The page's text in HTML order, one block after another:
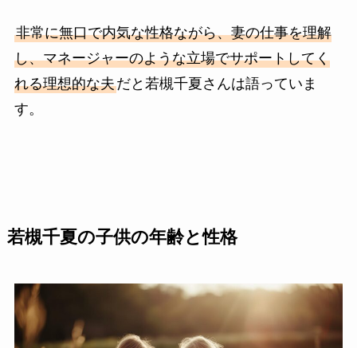
非常に無口で内気な性格ながら、妻の仕事を理解
し、マネージャーのような立場でサポートしてく
れる理想的な夫だと若槻千夏さんは語っていま
す。
若槻千夏の子供の年齢と性格